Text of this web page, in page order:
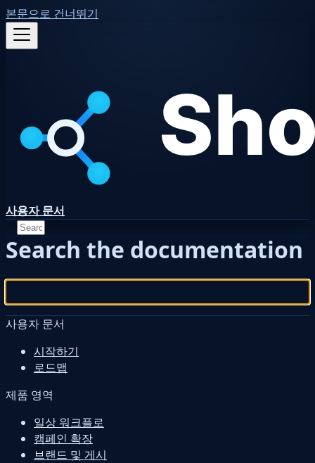
본문으로 건너뛰기
사용자 문서
Search the documentation
사용자 문서
시작하기
로드맵
제품 영역
일상 워크플로
캠페인 확장
브랜드 및 게시